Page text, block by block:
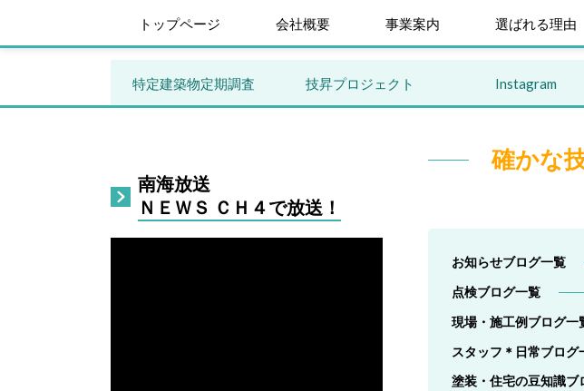
トップページ 会社概要 事業案内 選ばれる理由
特定建築物定期調査 技昇プロジェクト Instagram
確かな
お知らせブログ一覧
点検ブログ一覧
現場・施工例ブログ一
スタッフ＊日常ブログ
塗装・住宅の豆知識ブ
南海放送
ＮＥＷＳ ＣＨ４で放送！